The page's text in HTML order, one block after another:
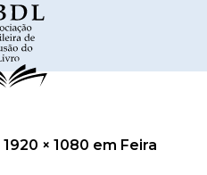
1920 × 1080 em Feira